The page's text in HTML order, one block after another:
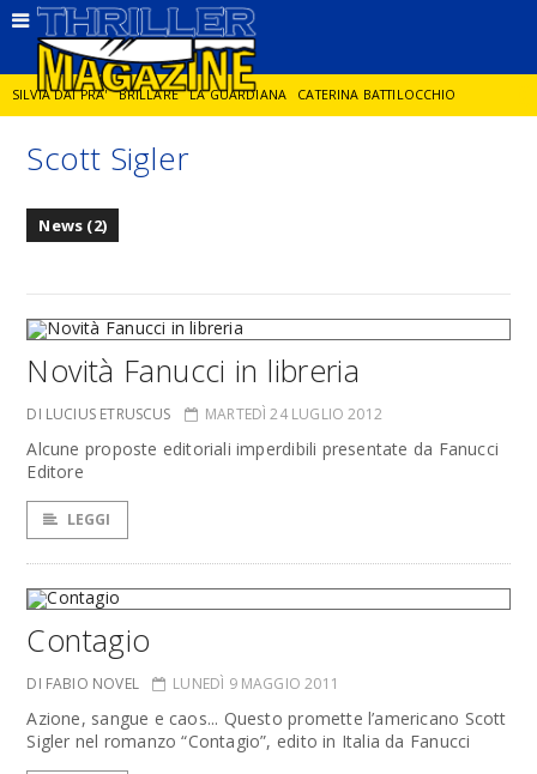
SILVIA DAI PRA' BRILLARE LA GUARDIANA CATERINA BATTILOCCHIO
JORGE DIAZ LA SPIA DELITTO IN CORNICE
Scott Sigler
News (2)
Novità Fanucci in libreria
DI LUCIUS ETRUSCUS MARTEDÌ 24 LUGLIO 2012
Alcune proposte editoriali imperdibili presentate da Fanucci
Editore
LEGGI
Contagio
DI FABIO NOVEL LUNEDÌ 9 MAGGIO 2011
Azione, sangue e caos... Questo promette l’americano Scott
Sigler nel romanzo “Contagio”, edito in Italia da Fanucci